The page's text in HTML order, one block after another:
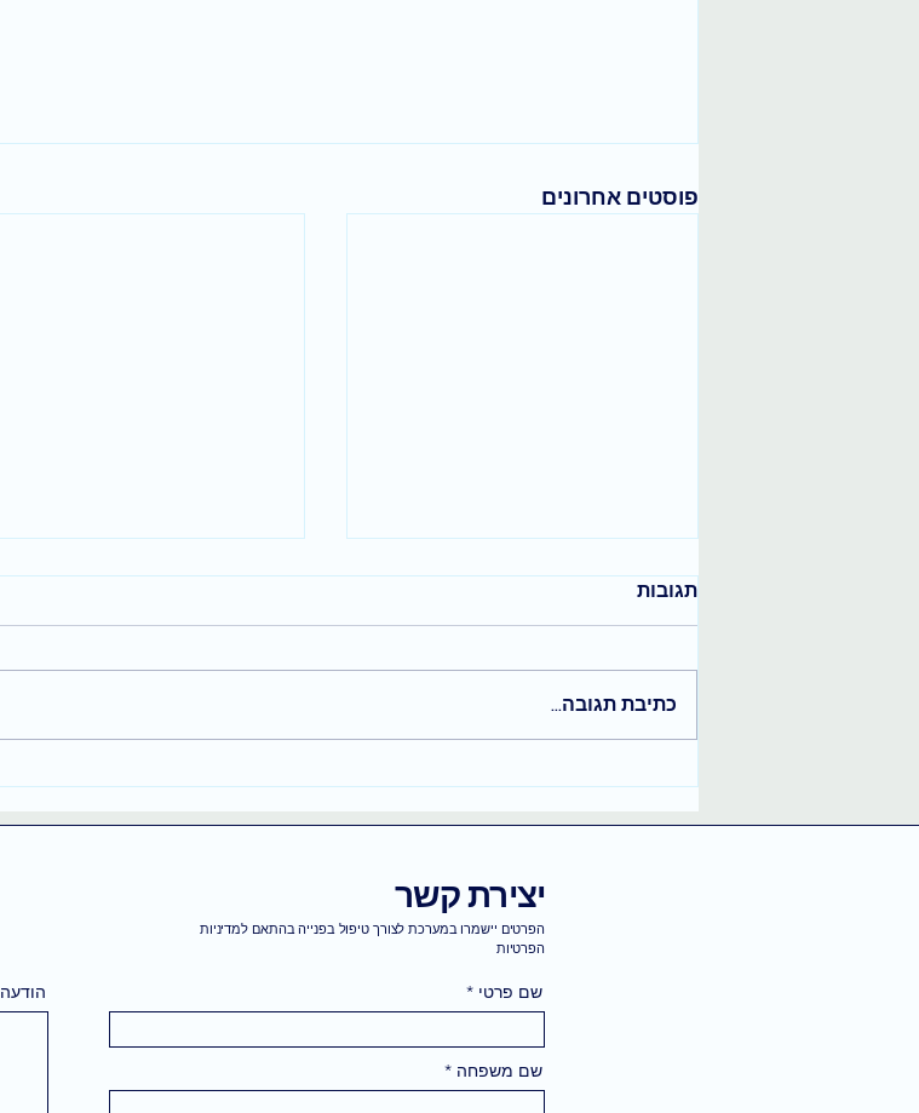
פוסטים אחרונים
בחירה חופשית והקשבה לקצב
ניסית לחשוב חיובי וזה לא
תגובות
כתיבת תגובה...
יצירת קשר
הודעה שם פרטי
שם משפחה
הפרטים יישמרו במערכת לצורך טיפול בפנייה בהתאם למדיניות
הפרטיות